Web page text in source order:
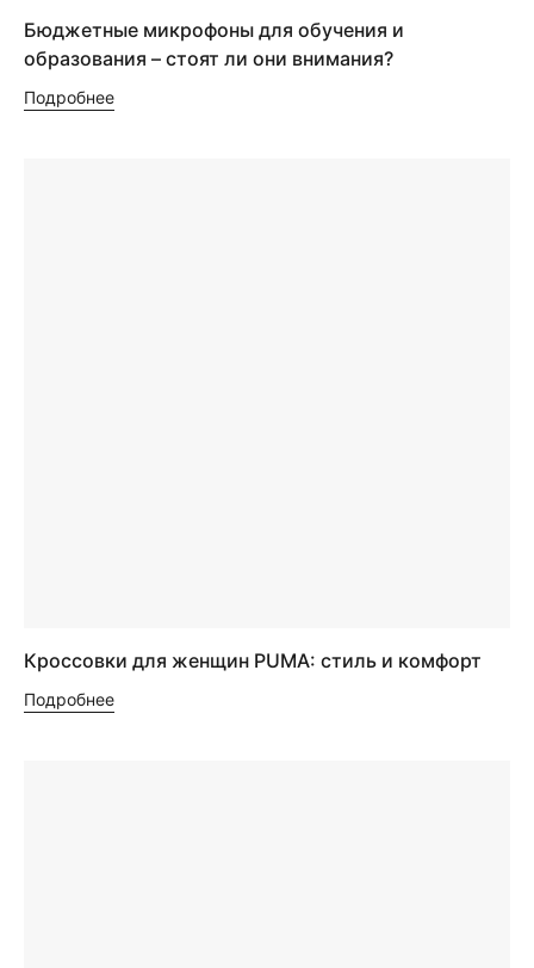
Бюджетные микрофоны для обучения и
образования – стоят ли они внимания?
Подробнее
Кроссовки для женщин PUMA: стиль и комфорт
Подробнее